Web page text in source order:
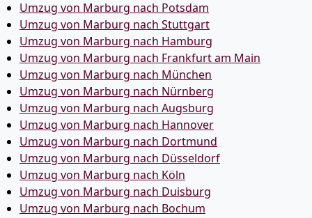
Umzug von Marburg nach Potsdam
Umzug von Marburg nach Stuttgart
Umzug von Marburg nach Hamburg
Umzug von Marburg nach Frankfurt am Main
Umzug von Marburg nach München
Umzug von Marburg nach Nürnberg
Umzug von Marburg nach Augsburg
Umzug von Marburg nach Hannover
Umzug von Marburg nach Dortmund
Umzug von Marburg nach Düsseldorf
Umzug von Marburg nach Köln
Umzug von Marburg nach Duisburg
Umzug von Marburg nach Bochum